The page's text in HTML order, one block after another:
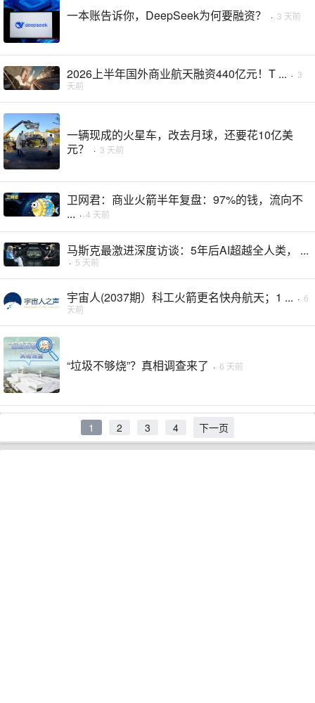
一本账告诉你，DeepSeek为何要融资？ · 3 天前
2026上半年国外商业航天融资440亿元！T ... · 3
天前
一辆现成的火星车，改去月球，还要花10亿美
元？
· 3 天前
卫网君：商业火箭半年复盘：97%的钱，流向不
... · 4 天前
马斯克最激进深度访谈：5年后AI超越全人类， ...
· 5 天前
宇宙人(2037期）科工火箭更名快舟航天；1 ... · 6
天前
“垃圾不够烧”？真相调查来了 · 6 天前
1 2 3 4 下一页